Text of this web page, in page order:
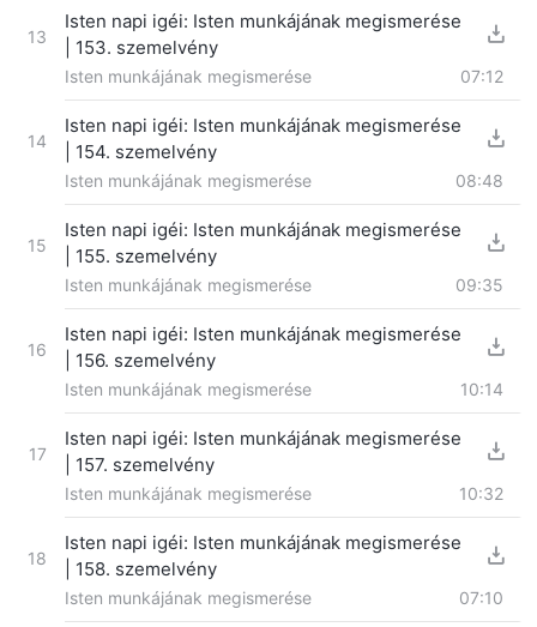
13
Isten napi igéi: Isten munkájának megismerése
| 153. szemelvény
Isten munkájának megismerése 07:12
14
Isten napi igéi: Isten munkájának megismerése
| 154. szemelvény
Isten munkájának megismerése 08:48
15
Isten napi igéi: Isten munkájának megismerése
| 155. szemelvény
Isten munkájának megismerése 09:35
16
Isten napi igéi: Isten munkájának megismerése
| 156. szemelvény
Isten munkájának megismerése 10:14
17
Isten napi igéi: Isten munkájának megismerése
| 157. szemelvény
Isten munkájának megismerése 10:32
18
Isten napi igéi: Isten munkájának megismerése
| 158. szemelvény
Isten munkájának megismerése 07:10